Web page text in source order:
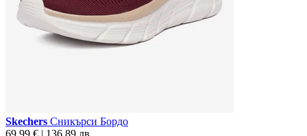
Skechers Сникърси Бордо
69,99 € | 136,89 лв.